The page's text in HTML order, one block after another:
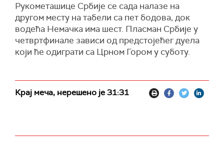
Рукометашице Србије се сада налазе на
другом месту на табели са пет бодова, док
водећа Немачка има шест. Пласман Србије у
четвртфинале зависи од предстојећег дуела
који ће одиграти са Црном Гором у суботу.
Крај меча, нерешено је 31:31